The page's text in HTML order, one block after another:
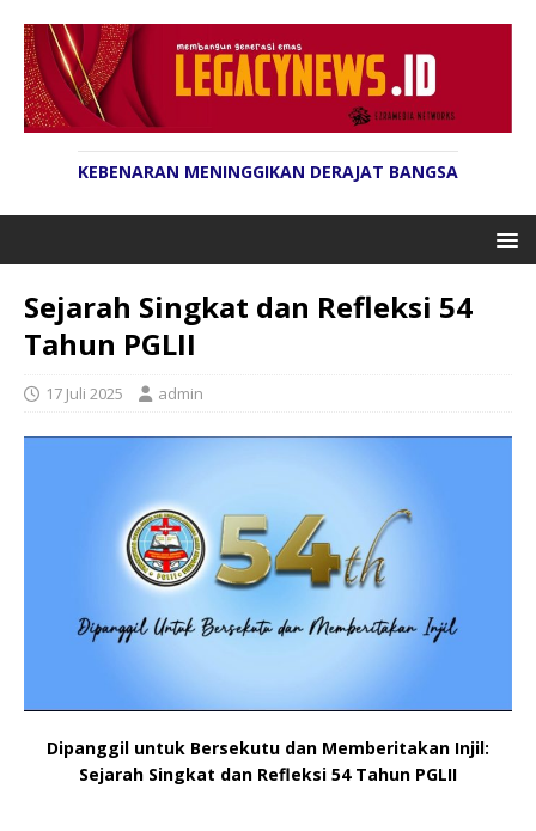
KEBENARAN MENINGGIKAN DERAJAT BANGSA
Sejarah Singkat dan Refleksi 54
Tahun PGLII
17 Juli 2025 admin
Dipanggil untuk Bersekutu dan Memberitakan Injil:
Sejarah Singkat dan Refleksi 54 Tahun PGLII